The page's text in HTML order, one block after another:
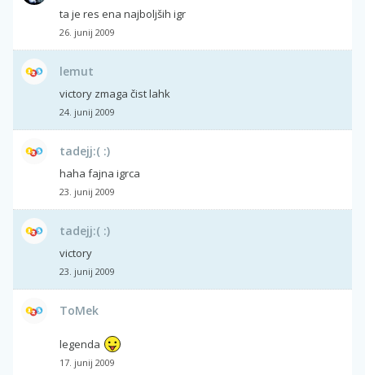
ta je res ena najboljših igr
26. junij 2009
lemut
victory zmaga čist lahk
24. junij 2009
tadejj:( :)
haha fajna igrca
23. junij 2009
tadejj:( :)
victory
23. junij 2009
ToMek
legenda
17. junij 2009